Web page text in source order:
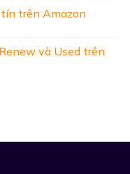
trên Amazon
và Used trên